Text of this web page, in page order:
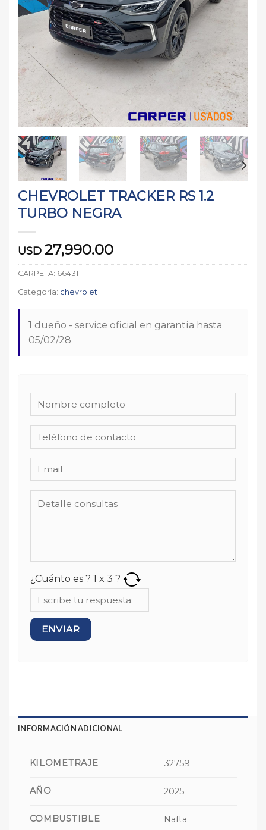
CHEVROLET TRACKER RS 1.2
TURBO NEGRA
USD 27,990.00
CARPETA: 66431
Categoría: chevrolet
1 dueño - service oficial en garantía hasta
05/02/28
¿Cuánto es ? 1 x 3 ?
INFORMACIÓN ADICIONAL
KILOMETRAJE 32759
AÑO 2025
COMBUSTIBLE Nafta